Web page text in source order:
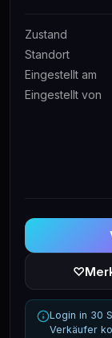
Zustand
Standort
Eingestellt am
Eingestellt von
♡
Login in 30
Verkäufer